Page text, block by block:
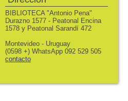
BIBLIOTECA "Antonio Pena"
Durazno 1577 - Peatonal Encina
1578 y Peatonal Sarandí 472
Montevideo - Uruguay
(0598 +) WhatsApp 092 529 505
contacto